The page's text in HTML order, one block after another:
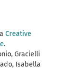
Creative
.
Gracielli
Isabella